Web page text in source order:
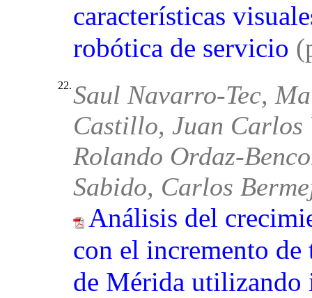
características
robótica de servicio
22.Saul Navarro-Tec,
Castillo, Juan
Rolando Ordaz-
Sabido, Carlos
Análisis del
con el incremento de
de Mérida utilizando